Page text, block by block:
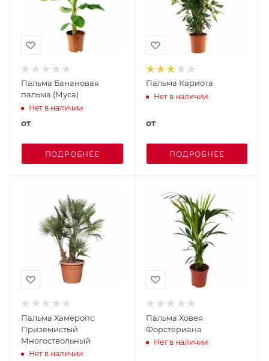
Пальма Банановая
пальма (Муса)
Нет в наличии
от
ПОДРОБНЕЕ
Пальма Кариота
Нет в наличии
от
ПОДРОБНЕЕ
Пальма Хамеропс
Приземистый
Многоствольный
Нет в наличии
Пальма Ховея
Форстериана
Нет в наличии